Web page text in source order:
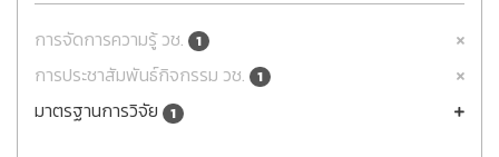
การจัดการความรู้ วช. 1
การประชาสัมพันธ์กิจกรรม วช. 1
มาตรฐานการวิจัย 1